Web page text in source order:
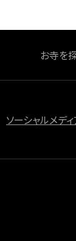
お寺を
ソーシャルメデ